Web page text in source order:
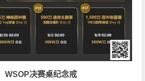
WSOP决赛桌纪念戒